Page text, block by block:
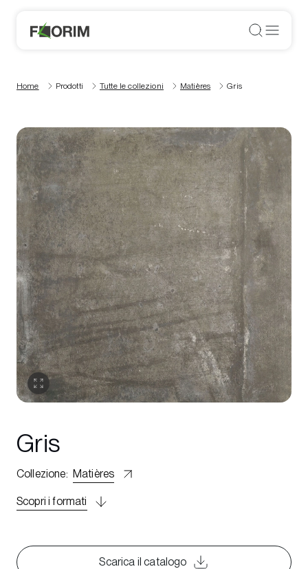
Home Prodotti Tutte le collezioni Matières Gris
Gris
Collezione: Matières
Scopri i formati
Scarica il catalogo